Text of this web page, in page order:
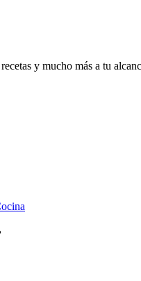
y mucho más a tu